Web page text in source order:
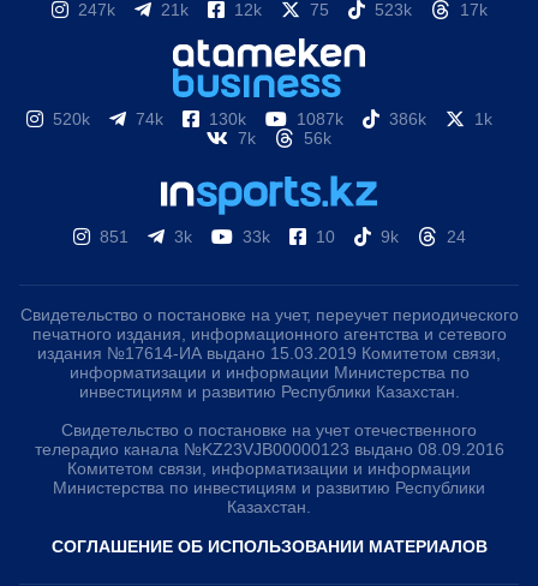
247k 21k 12k 75 523k 17k
520k 74k 130k 1087k 386k
1k
7k
56k
851 3k 33k 10 9k 24
Свидетельство о постановке на учет, переучет периодического
печатного издания, информационного агентства и сетевого
издания №17614-ИА выдано 15.03.2019 Комитетом связи,
информатизации и информации Министерства по
инвестициям и развитию Республики Казахстан.
Свидетельство о постановке на учет отечественного
телерадио канала №KZ23VJB00000123 выдано 08.09.2016
Комитетом связи, информатизации и информации
Министерства по инвестициям и развитию Республики
Казахстан.
СОГЛАШЕНИЕ ОБ ИСПОЛЬЗОВАНИИ МАТЕРИАЛОВ